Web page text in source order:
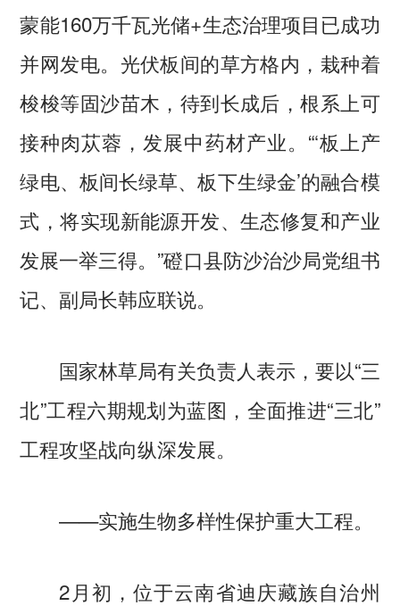
蒙能160万千瓦光储+生态治理项目已成功
并网发电。光伏板间的草方格内，栽种着
梭梭等固沙苗木，待到长成后，根系上可
接种肉苁蓉，发展中药材产业。“‘板上产
绿电、板间长绿草、板下生绿金’的融合模
式，将实现新能源开发、生态修复和产业
发展一举三得。”磴口县防沙治沙局党组书
记、副局长韩应联说。
国家林草局有关负责人表示，要以“三
北”工程六期规划为蓝图，全面推进“三北”
工程攻坚战向纵深发展。
——实施生物多样性保护重大工程。
2月初，位于云南省迪庆藏族自治州